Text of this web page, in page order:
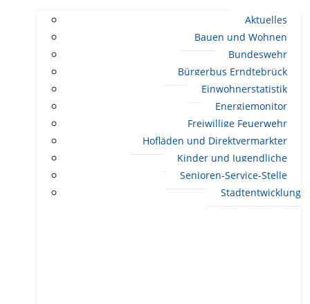
Aktuelles
Bauen und Wohnen
Bundeswehr
Bürgerbus Erndtebrück
Einwohnerstatistik
Energiemonitor
Freiwillige Feuerwehr
Hofläden und Direktvermarkter
Kinder und Jugendliche
Senioren-Service-Stelle
Stadtentwicklung